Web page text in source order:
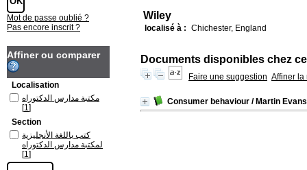
Wiley
localisé à : Chichester, England
Documents disponibles chez
Faire une suggestion Affiner la
Consumer behaviour / Martin Evans
Mot de passe oublié ?
Pas encore inscrit ?
Affiner ou comparer
Localisation
مكتبة مدارس الدكتوراه
[1]
Section
كتب باللغة الأنجليزية
لمكتبة مدارس الدكتوراه
[1]